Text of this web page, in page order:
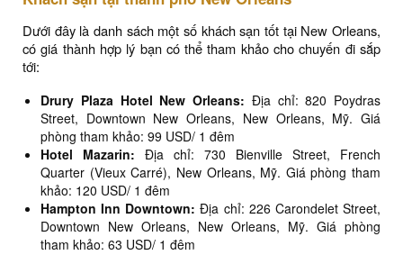
Dưới đây là danh sách một số khách sạn tốt tại New Orleans,
có giá thành hợp lý bạn có thể tham khảo cho chuyến đi sắp
tới:
Drury Plaza Hotel New Orleans: Địa chỉ: 820 Poydras
Street, Downtown New Orleans, New Orleans, Mỹ. Giá
phòng tham khảo: 99 USD/ 1 đêm
Hotel Mazarin: Địa chỉ: 730 Bienville Street, French
Quarter (Vieux Carré), New Orleans, Mỹ. Giá phòng tham
khảo: 120 USD/ 1 đêm
Hampton Inn Downtown:Địa chỉ: 226 Carondelet Street,
Downtown New Orleans, New Orleans, Mỹ. Giá phòng
tham khảo: 63 USD/ 1 đêm